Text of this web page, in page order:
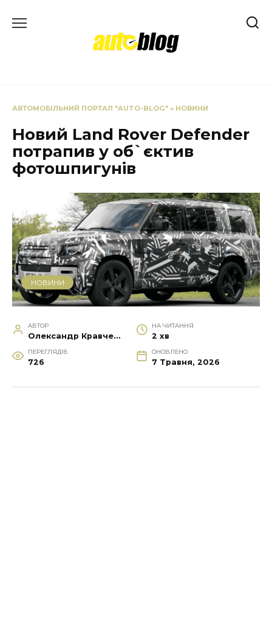
до
АВТОМОБІЛЬНИЙ ПОРТАЛ "AUTO-BLOG" » НОВИНИ
Новий Land Rover Defender
потрапив у об`єктив
фотошпигунів
НОВИНИ
АВТОР
Олександр Кравченко
НА ЧИТАННЯ
2 хв
ПЕРЕГЛЯДІВ
726
ОНОВЛЕНО
7 Травня, 2026